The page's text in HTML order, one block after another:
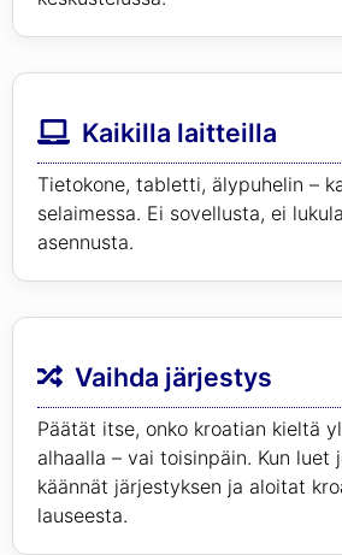
Kaikilla laitteilla
Tietokone, tabletti, älypuhelin –
selaimessa. Ei sovellusta, ei
asennusta.
Vaihda järjestys
Päätät itse, onko kroatian kieltä
alhaalla – vai toisinpäin. Kun luet
käännät järjestyksen ja aloitat
lauseesta.